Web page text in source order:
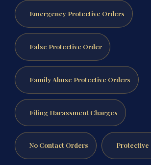
Emergency Protective Orders
False Protective Order
Family Abuse Protective Orders
Filing Harassment Charges
No Contact Orders Protective